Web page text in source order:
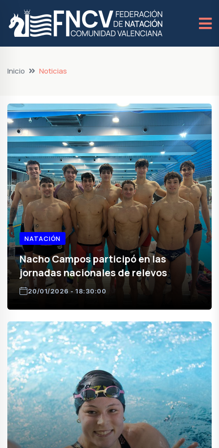
Inicio Noticias
NATACIÓN
Nacho Campos participó en las
jornadas nacionales de relevos
20/01/2026 - 18:30:00